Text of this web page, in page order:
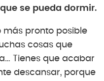
se pueda dormir.
más pronto posible
cosas que
Tienes que acabar
descansar, porque